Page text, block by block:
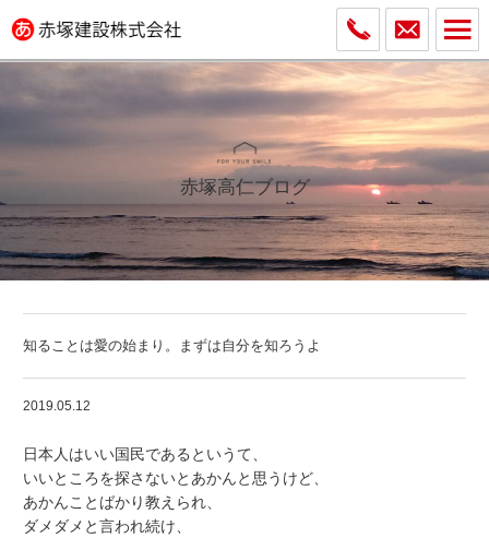
赤塚高仁ブログ
知ることは愛の始まり。まずは自分を知ろうよ
2019.05.12
日本人はいい国民であるというて、
いいところを探さないとあかんと思うけど、
あかんことばかり教えられ、
ダメダメと言われ続け、